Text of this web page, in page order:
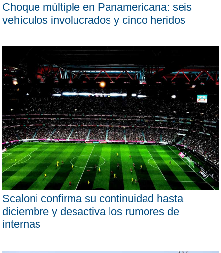
Choque múltiple en Panamericana: seis
vehículos involucrados y cinco heridos
Scaloni confirma su continuidad hasta
diciembre y desactiva los rumores de
internas